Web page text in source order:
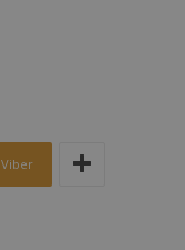
Viber